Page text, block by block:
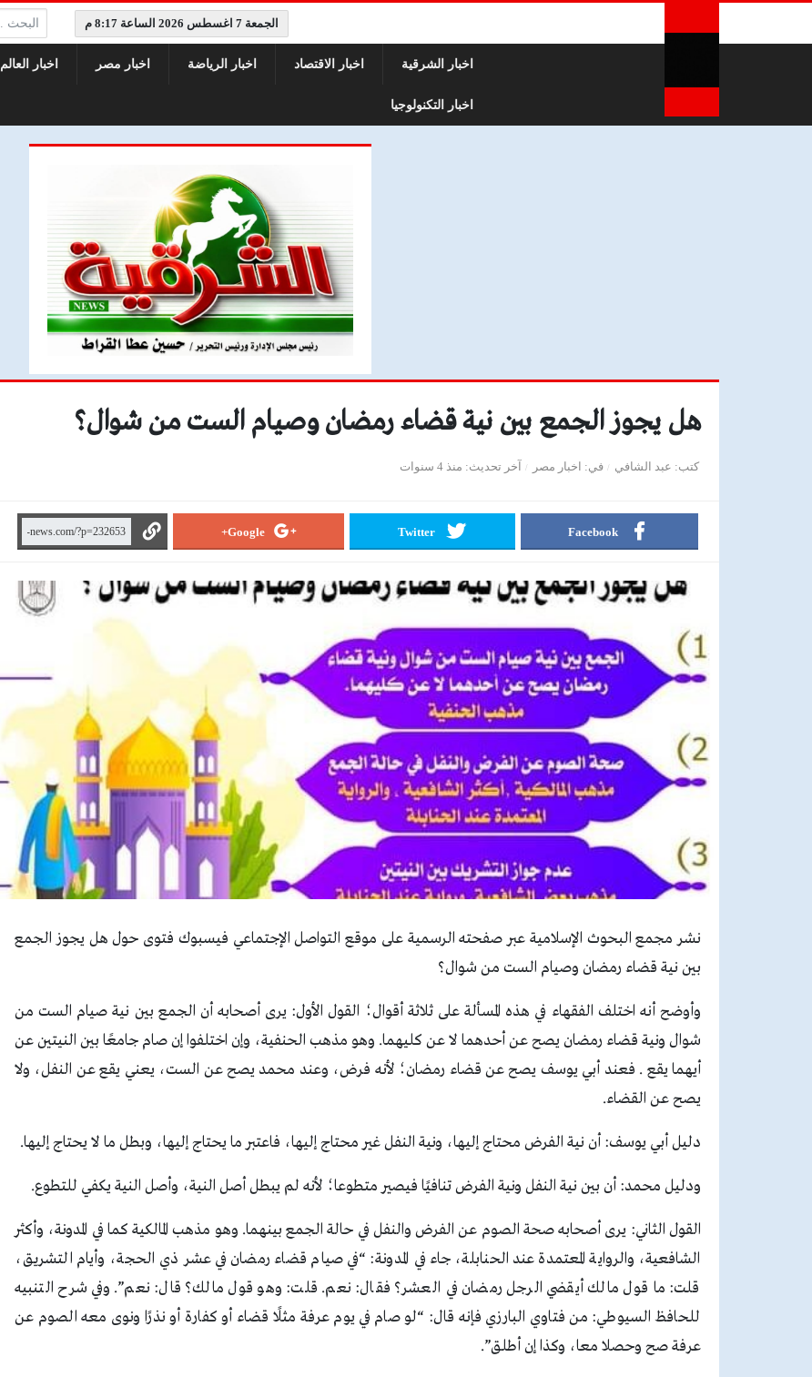
الجمعة 7 اغسطس 2026 الساعة 8:17 م البحث:
اخبار الشرقية اخبار الاقتصاد اخبار الرياضة اخبار مصر اخبار العالم
اخبار التكنولوجيا
هل يجوز الجمع بين نية قضاء رمضان وصيام الست من شوال؟
كتب عبد الشافي في اخبار مصر آخر تحديث منذ 4 سنوات
Facebook
Twitter
Google+
نشر مجمع البحوث الإسلامية عبر صفحته الرسمية على موقع التواصل الإجتماعي فيسبوك فتوى حول هل يجوز الجمع
بين نية قضاء رمضان وصيام الست من شوال؟
وأوضح أنه اختلف الفقهاء في هذه المسألة على ثلاثة أقوال؛ القول الأول: يرى أصحابه أن الجمع بين نية صيام الست من
شوال ونية قضاء رمضان يصح عن أحدهما لا عن كليهما. وهو مذهب الحنفية، وإن اختلفوا إن صام جامعًا بين النيتين عن
أيهما يقع . فعند أبي يوسف يصح عن قضاء رمضان؛ لأنه فرض، وعند محمد يصح عن الست، يعني يقع عن النفل، ولا
يصح عن القضاء.
دليل أبي يوسف: أن نية الفرض محتاج إليها، ونية النفل غير محتاج إليها، فاعتبر ما يحتاج إليها، وبطل ما لا يحتاج إليها.
ودليل محمد: أن بين نية النفل ونية الفرض تنافيًا فيصير متطوعا؛ لأنه لم يبطل أصل النية، وأصل النية يكفي للتطوع.
القول الثاني: يرى أصحابه صحة الصوم عن الفرض والنفل في حالة الجمع بينهما. وهو مذهب المالكية كما في المدونة، وأكثر
الشافعية، والرواية المعتمدة عند الحنابلة، جاء في المدونة: “في صيام قضاء رمضان في عشر ذي الحجة، وأيام التشريق،
قلت: ما قول مالك أيقضي الرجل رمضان في العشر؟ فقال: نعم. قلت: وهو قول مالك؟ قال: نعم”. وفي شرح التنبيه
للحافظ السيوطي: من فتاوي البارزي فإنه قال: “لو صام في يوم عرفة مثلًا قضاء أو كفارة أو نذرًا ونوى معه الصوم عن
عرفة صح وحصلا معا، وكذا إن أطلق”.